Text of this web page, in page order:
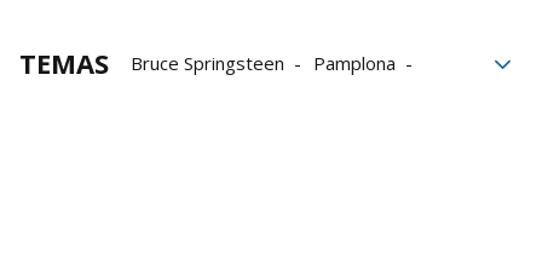
TEMAS Bruce Springsteen
Pamplona